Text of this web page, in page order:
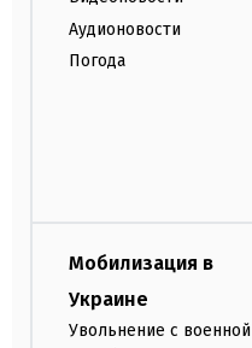
Аудионовости
Погода
Мобилизация в
Украине
Увольнение с военной